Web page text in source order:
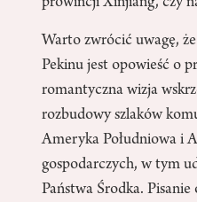
Warto zwrócić uwagę,
Pekinu jest opowieść o
romantyczna wizja
rozbudowy szlaków
Ameryka Południowa i
gospodarczych, w tym
Państwa Środka.